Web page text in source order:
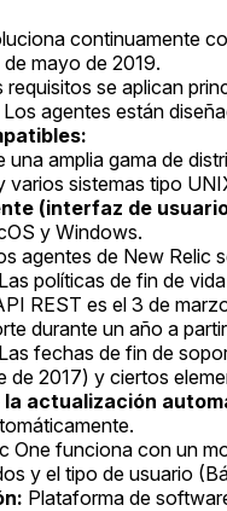
continuamente
de mayo de 2019.
requisitos se aplican
agentes están
una amplia gama de
sistemas tipo
(interfaz de
y Windows.
agentes de New Relic
Las políticas de fin de
REST es el 3 de
durante un año a
Las fechas de fin de
de 2017) y ciertos
actualización
One funciona con un
y el tipo de usuario
Plataforma de